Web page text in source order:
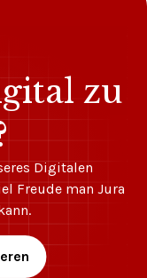
zu
Digitalen
Freude man Jura